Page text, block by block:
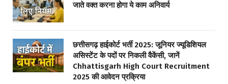
जाते वक्त करना होगा ये काम अनिवार्य
छत्तीसगढ़ हाईकोर्ट भर्ती 2025: जूनियर ज्यूडिशियल
असिस्टेंट के पदों पर निकली वैकेंसी, जानें
Chhattisgarh High Court Recruitment
2025 की आवेदन प्रक्रिया